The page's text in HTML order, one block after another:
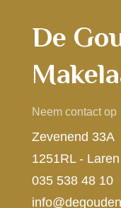
De
Neem contact op
Zevenend 33A
1251RL -
035 538 48 10